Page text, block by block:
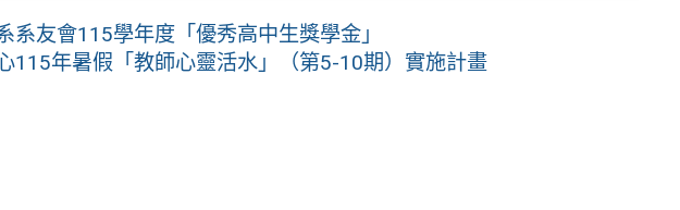
系友會115學年度「優秀高中生獎學金」
115年暑假「教師心靈活水」（第5-10期）實施計畫